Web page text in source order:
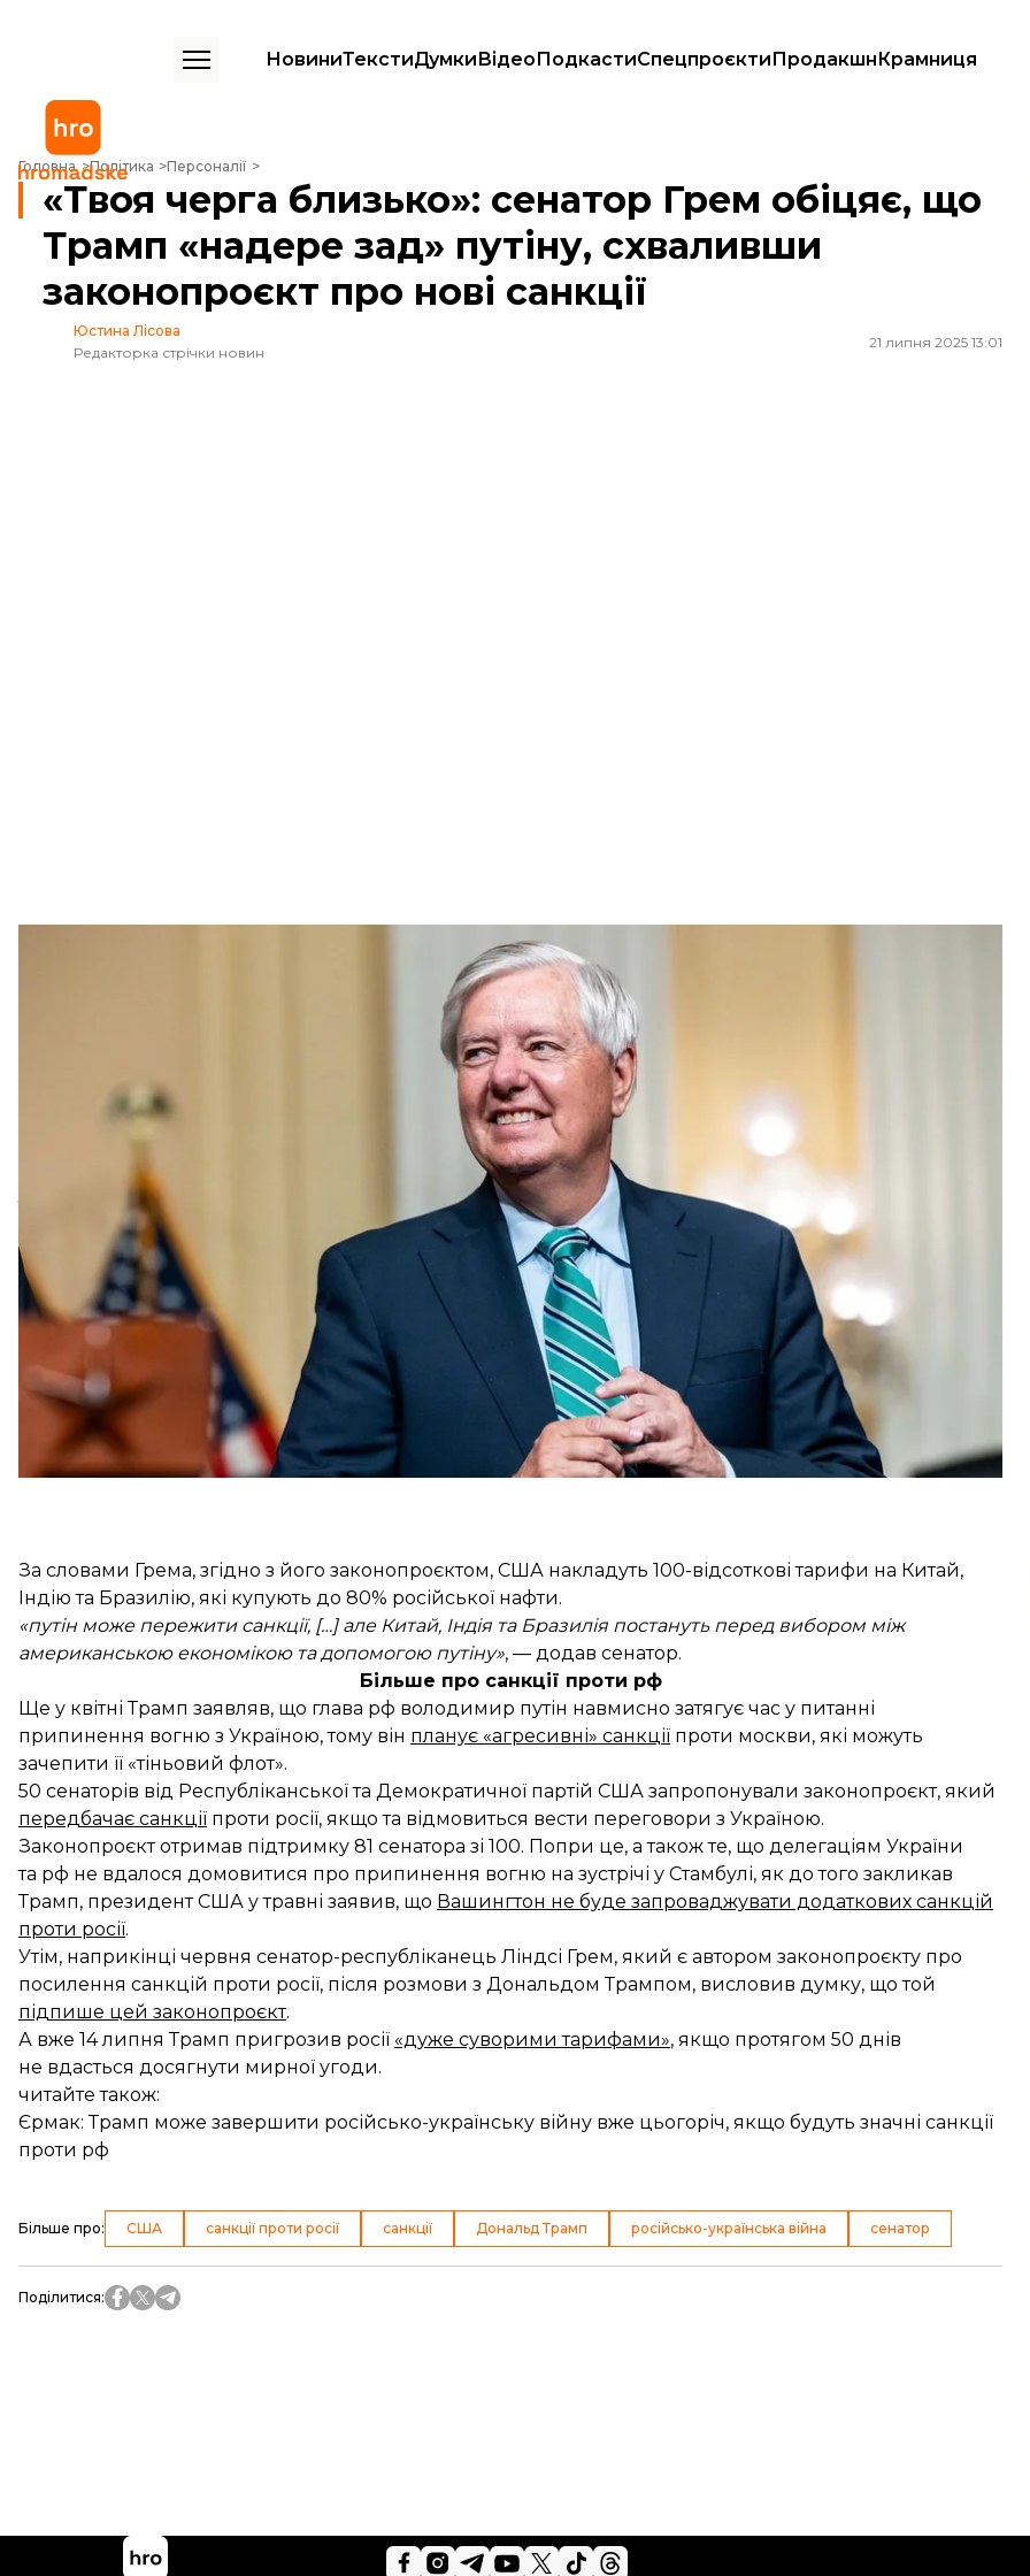
НовиниТекстиДумкиВідеоПодкастиСпецпроєктиПродакшнКрамниця
Головна Політика Персоналії
«Твоя черга близько»: сенатор Грем обіцяє, що Трамп «надере зад» путіну, схваливши законопроєкт про нові санкції
«Твоя черга близько»: сенатор Грем обіцяє, що
Трамп «надере зад» путіну, схваливши
законопроєкт про нові санкції
Юстина Лісова
Редакторка стрічки новин
21 липня 2025 13:01
Сенатор США Ліндсі Грем
Facebook / Lindsey Graham
Автор законопроєкту про нові санкції проти росії сенатор Ліндсі Грем заявив, що президент США
«надере зад» російському лідеру володимиру путіну, схваливши його законопроєкт.
Грем порівняв путіна з верховним лідером Ірану аятолою Алі Хаменеї — релігійним нацистом, чиї
ядерні амбіції було знищено. російський лідер же, за словами американського сенатора, хоче
відновити Радянський Союз і російську імперію, забравши «країни, які йому не належать».
«Він не зупиниться, поки хтось не змусить його зупинитися. […] Тож, путіне, твоя черга близько:
Дональд Трамп — це
американської політики та міжнародної дипломатії, і він надере
, — сказав Грем.
За словами Грема, згідно з його законопроєктом, США накладуть 100-відсоткові тарифи на Китай,
Індію та Бразилію, які купують до 80% російської нафти.
«путін може пережити санкції, […] але Китай, Індія та Бразилія постануть перед вибором між
американською економікою та допомогою путіну», — додав сенатор.
Більше про санкції проти рф
Ще у квітні Трамп заявляв, що глава рф володимир путін навмисно затягує час у питанні
припинення вогню з Україною, тому він планує «агресивні» санкції проти москви, які можуть
зачепити її «тіньовий флот».
50 сенаторів від Республіканської та Демократичної партій США запропонували законопроєкт, який
передбачає санкції проти росії, якщо та відмовиться вести переговори з Україною.
Законопроєкт отримав підтримку 81 сенатора зі 100. Попри це, а також те, що делегаціям України
та рф не вдалося домовитися про припинення вогню на зустрічі у Стамбулі, як до того закликав
Трамп, президент США у травні заявив, що Вашингтон не буде запроваджувати додаткових санкцій
проти росії.
Утім, наприкінці червня сенатор-республіканець Ліндсі Грем, який є автором законопроєкту про
посилення санкцій проти росії, після розмови з Дональдом Трампом, висловив думку, що той
підпише цей законопроєкт.
А вже 14 липня Трамп пригрозив росії «дуже суворими тарифами», якщо протягом 50 днів
не вдасться досягнути мирної угоди.
читайте також:
Єрмак: Трамп може завершити російсько-українську війну вже цьогоріч, якщо будуть значні санкції
проти рф
Більше про: США санкції проти росії санкції Дональд Трамп російсько-українська війна сенатор
Поділитися: